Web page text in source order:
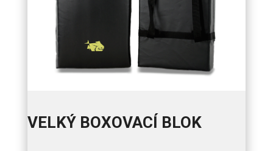
VELKÝ BOXOVACÍ BLOK